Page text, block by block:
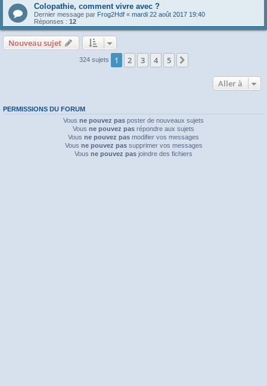
Colopathie, comment vivre avec ?
Dernier message par Frog2Hdf « mardi 22 août 2017 19:40
Réponses : 12
Nouveau sujet
324 sujets 1 2 3 4 5
Aller à
PERMISSIONS DU FORUM
Vous ne pouvez pas poster de nouveaux sujets
Vous ne pouvez pas répondre aux sujets
Vous ne pouvez pas modifier vos messages
Vous ne pouvez passupprimer vos messages
Vous ne pouvez pas joindre des fichiers